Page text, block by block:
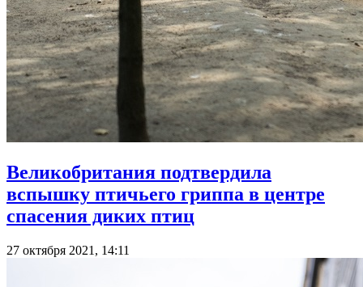
Великобритания подтвердила
вспышку птичьего гриппа в центре
спасения диких птиц
27 октября 2021, 14:11